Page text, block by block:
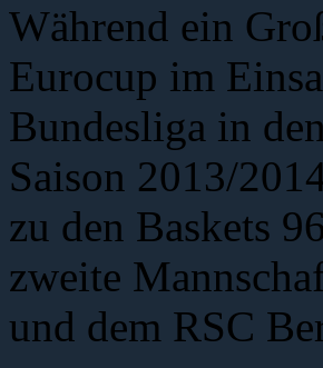
Während ein
Eurocup im
Bundesliga in
Saison 2013/
zu den Baskets
zweite
und dem RSC